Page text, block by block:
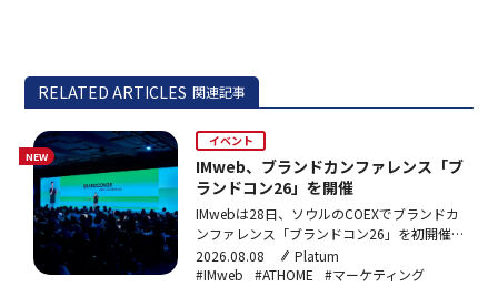
RELATED ARTICLES 関連記事
NEW
イベント
IMweb、ブランドカンファレンス「ブ
ランドコン26」を開催
IMwebは28日、ソウルのCOEXでブランドカ
ンファレンス「ブランドコン26」を初開催
し、約1,000名が参加。トレンド・戦略・ブ
ランディングの3セッションを実施し、各ス
2026.08.08
Platum
#IMweb
#ATHOME #マーケティング